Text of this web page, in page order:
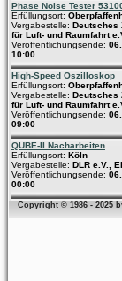
Phase Noise Tester
Erfüllungsort:
Vergabestelle: Deutsches
für Luft- und Raumfahrt
Veröffentlichungsende:
10:00
High-Speed Oszilloskop
Erfüllungsort:
Vergabestelle: Deutsches
für Luft- und Raumfahrt
Veröffentlichungsende:
09:00
QUBE-II Nacharbeiten
Erfüllungsort: Köln
Vergabestelle: DLR e.V.,
Veröffentlichungsende:
00:00
Copyright © 1986 - 2025